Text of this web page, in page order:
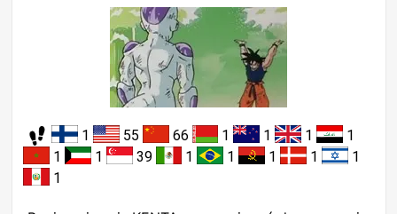
1 55 66 1 1 1
1
1
1 39 1 1 1 1
1
1